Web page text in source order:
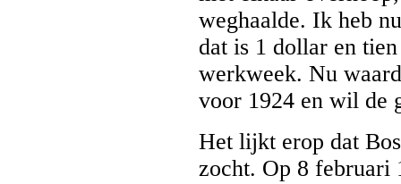
weghaalde. Ik heb
dat is 1 dollar en
werkweek. Nu
voor 1924 en wil de
Het lijkt erop dat
zocht. Op 8 februari